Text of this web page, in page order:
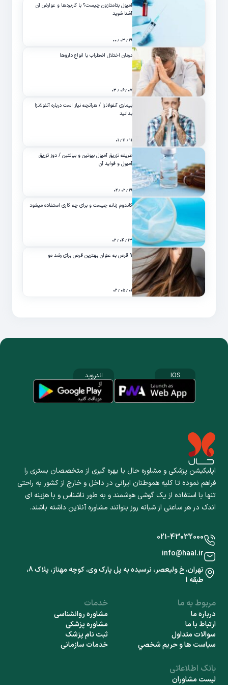
آمپول بتامتازون چیست؟ با کاربردها و عوارض آن
آشنا شوید
۱۹ / ۰۳ / ۰۰
درمان اختلال اضطراب با انواع داروها
۰۷ / ۰۶ / ۰۳
بیماری آنفولانزا / هرآنچه نیاز است درباره آنفولانزا
بدانید
۱۱ / ۱۱ / ۰۱
طریقه تزریق آمپول بیوتین و بپانتین / دوز تزریق
آمپول و فواید آن
۱۹ / ۰۲ / ۰۲
کاندوم زنانه چیست و برای چه کاری استفاده میشود
۱۳ / ۰۴ / ۰۲
۹ قرص به عنوان بهترین قرص برای رشد مو
۰۱ / ۰۵ / ۰۲
اپلیکیشن پزشکی و مشاوره حال با بهره گیری از متخصصان بستری را
فراهم نموده تا کلیه هموطنان ایرانی در داخل و خارج از کشور به راحتی
تنها با استفاده از یک گوشی هوشمند و به طور ناشناس و با هزینه ای
اندک در هر ساعتی از شبانه روز بتوانند مشاوره آنلاین داشته باشند.
IOS اندروید
مربوط به ما
درباره ما
ارتباط با ما
سوالات متداول
سياست ها و حريم شخصي
خدمات
مشاوره روانشناسی
مشاوره پزشکی
ثبت نام پزشک
خدمات سازمانی
بانک اطلاعاتی
لیست مشاوران
021-43032000
info@haal.ir
تهران، خ ولیعصر، نرسیده به پل پارک وی، کوچه مهناز، پلاک 8،
طبقه 1